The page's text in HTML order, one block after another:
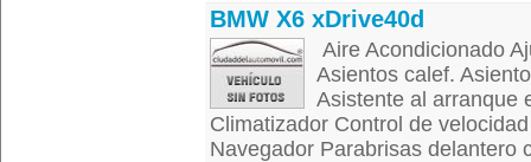
BMW X6 xDrive40d
Aire Acondicionado
Asientos calef.
Asistente al arranque
Climatizador Control de
Navegador Parabrisas delantero